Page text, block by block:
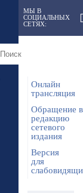
МЫ В
СОЦИАЛЬНЫХ
СЕТЯХ:
Онлайн
трансляция
Обращение в
редакцию
сетевого
издания
Версия
для